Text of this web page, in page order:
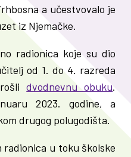
a učestvovalo je
iz Njemačke.
radionica koje su dio
od 1. do 4. razreda
dvodnevnu obuku.
2023. godine, a
drugog polugodišta.
u toku školske